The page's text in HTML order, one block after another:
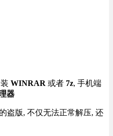
WINRAR 或者 7z, 手机端
器
盗版, 不仅无法正常解压, 还